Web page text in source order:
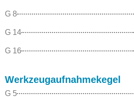
G 8
G 14
G 16
Werkzeugaufnahmekegel
G 5